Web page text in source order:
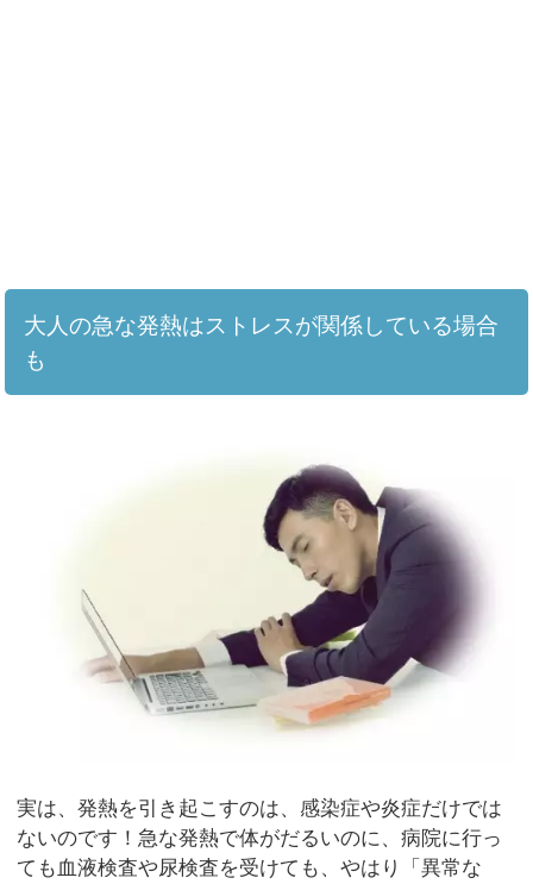
大人の急な発熱はストレスが関係している場合
も
実は、発熱を引き起こすのは、感染症や炎症だけでは
ないのです！急な発熱で体がだるいのに、病院に行っ
ても血液検査や尿検査を受けても、やはり「異常な